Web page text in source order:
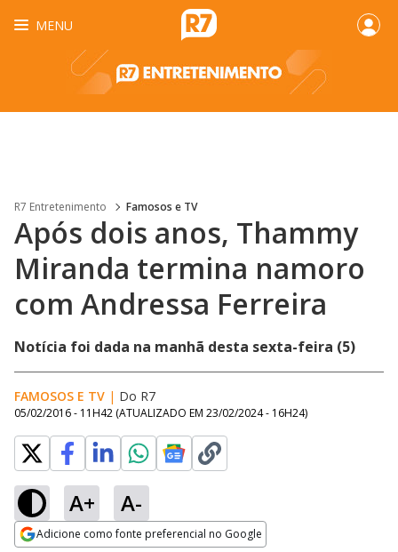
MENU
R7 Entretenimento Famosos e TV
Após dois anos, Thammy
Miranda termina namoro
com Andressa Ferreira
Notícia foi dada na manhã desta sexta-feira (5)
FAMOSOS E TV | Do R7
05/02/2016 - 11H42 (ATUALIZADO EM 23/02/2024 - 16H24)
A+ A-
Adicione como fonte preferencial no Google